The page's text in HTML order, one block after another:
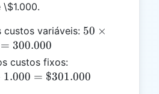
custos variáveis: 50
\times
50 ×
= 300.000
custos fixos:
1.000 =
1.000 = $301.000